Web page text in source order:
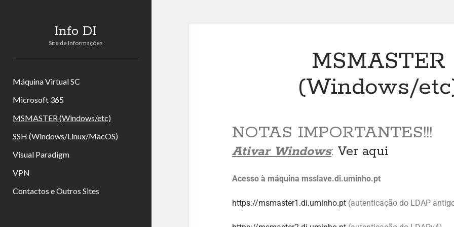
Info DI
Site de Informações
Máquina Virtual SC
Microsoft 365
MSMASTER (Windows/etc)
SSH (Windows/Linux/MacOS)
Visual Paradigm
VPN
Contactos e Outros Sites
MSMASTER
(Windows/
NOTAS IMPORTANTES!!!
Ativar Windows: Ver aqui
Acesso à máquina msslave.di.uminho.pt
https://msmaster1.di.uminho.pt (autenticação do LDAP